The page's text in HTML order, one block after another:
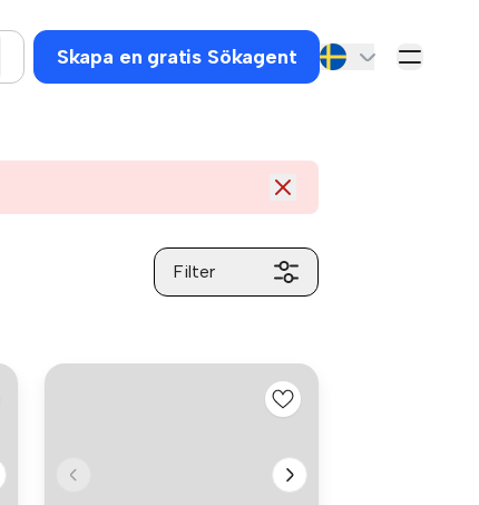
Skapa en gratis Sökagent
Filter